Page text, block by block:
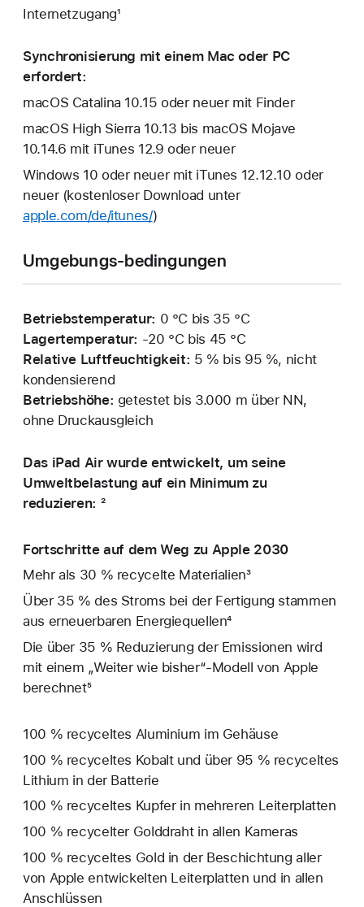
Internetzugang¹
Synchronisierung mit einem Mac oder PC
erfordert:
macOS Catalina 10.15 oder neuer mit Finder
macOS High Sierra 10.13 bis macOS Mojave
10.14.6 mit iTunes 12.9 oder neuer
Windows 10 oder neuer mit iTunes 12.12.10 oder
neuer (kostenloser Download unter
apple.com/de/itunes/)
Umgebungs-bedingungen
Betriebstemperatur: 0 °C bis 35 °C
Lagertemperatur: ‑20 °C bis 45 °C
Relative Luftfeuchtigkeit: 5 % bis 95 %, nicht
kondensierend
Betriebshöhe: getestet bis 3.000 m über NN,
ohne Druckausgleich
Das iPad Air wurde entwickelt, um seine
Umweltbelastung auf ein Minimum zu
reduzieren: ²
Fortschritte auf dem Weg zu Apple 2030
Mehr als 30 % recycelte Materialien³
Über 35 % des Stroms bei der Fertigung stammen
aus erneuerbaren Energiequellen⁴
Die über 35 % Reduzierung der Emissionen wird
mit einem „Weiter wie bisher“-Modell von Apple
berechnet⁵
100 % recyceltes Aluminium im Gehäuse
100 % recyceltes Kobalt und über 95 % recyceltes
Lithium in der Batterie
100 % recyceltes Kupfer in mehreren Leiterplatten
100 % recycelter Golddraht in allen Kameras
100 % recyceltes Gold in der Beschichtung aller
von Apple entwickelten Leiterplatten und in allen
Anschlüssen